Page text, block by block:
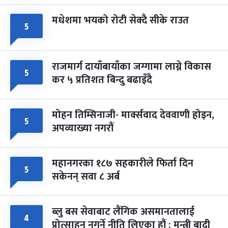
५ मधेशमा भयको रोटी सेक्दै सीके राउत
५ राजमार्ग दायाँबायाँका जग्गामा लाग्ने विकास
कर ५ प्रतिशत बिन्दु बढाइँदै
५ मोहन तिम्सिनाजी- मार्क्सवाद देववाणी होइन,
अपव्याख्या नगरौं
५ महानगरका १८७ सहकारीले फिर्ता दिन
सकेनन् सवा ८ अर्ब
४ ब्लु बस सेवाबाट लैंगिक असमानतालाई